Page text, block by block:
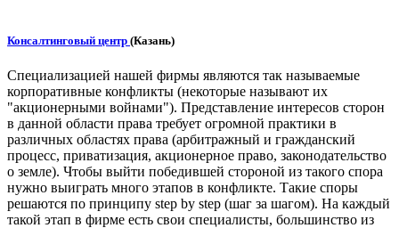
Консалтинговый центр (Казань)
Специализацией нашей фирмы являются так называемые
корпоративные конфликты (некоторые называют их
"акционерными войнами"). Представление интересов сторон
в данной области права требует огромной практики в
различных областях права (арбитражный и гражданский
процесс, приватизация, акционерное право, законодательство
о земле). Чтобы выйти победившей стороной из такого спора
нужно выиграть много этапов в конфликте. Такие споры
решаются по принципу step by step (шаг за шагом). На каждый
такой этап в фирме есть свои специалисты, большинство из